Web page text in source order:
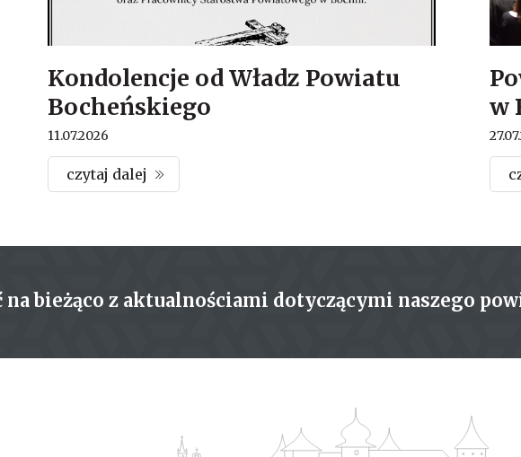
Kondolencje od Władz Powiatu
Bocheńskiego
11.07.2026
czytaj dalej
w
na bieżąco z aktualnościami dotyczącymi naszego